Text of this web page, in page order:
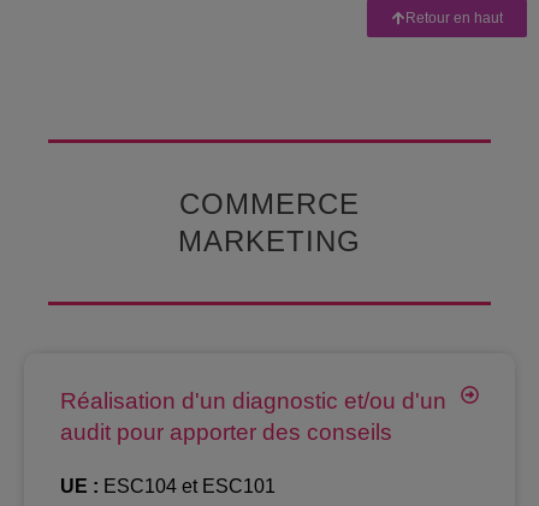
Retour en haut
COMMERCE
MARKETING
Réalisation d'un diagnostic et/ou d'un
audit pour apporter des conseils
UE : ESC104 et ESC101